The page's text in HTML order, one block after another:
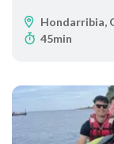
Hondarribia,
45min